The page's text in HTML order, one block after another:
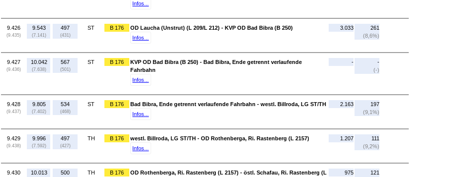
Infos...
9.426
(9.435)
9.543
(7.141)
497
(431)
ST B 176
OD Laucha (Unstrut) (L 209/L 212) - KVP OD Bad Bibra (B 250)
Infos...
3.033
261
(8,6%)
9.427
(9.436)
10.042
(7.638)
567
(501)
ST B 176
KVP OD Bad Bibra (B 250) - Bad Bibra, Ende getrennt verlaufende
Fahrbahn
Infos...
-
-
(-)
9.428
(9.437)
9.805
(7.402)
534
(468)
ST B 176
Bad Bibra, Ende getrennt verlaufende Fahrbahn - westl. Billroda, LG ST/TH
Infos...
2.163
197
(9,1%)
9.429
(9.438)
9.996
(7.592)
497
(427)
TH B 176
westl. Billroda, LG ST/TH - OD Rothenberga, Ri. Rastenberg (L 2157)
Infos...
1.207
111
(9,2%)
9.430 10.013 500 TH B 176
OD Rothenberga, Ri. Rastenberg (L 2157) - östl. Schafau, Ri. Rastenberg (L
975
121